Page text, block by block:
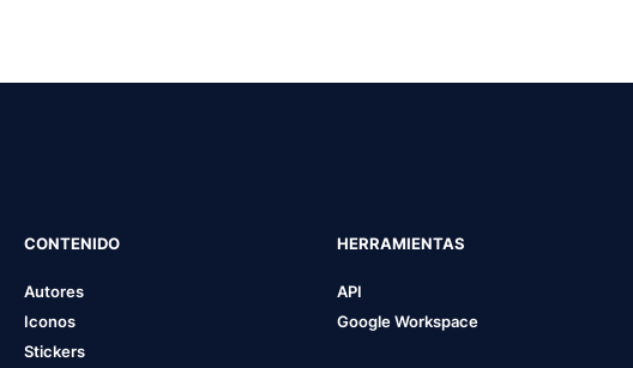
CONTENIDO
Autores
Iconos
Stickers
HERRAMIENTAS
API
Google Workspace